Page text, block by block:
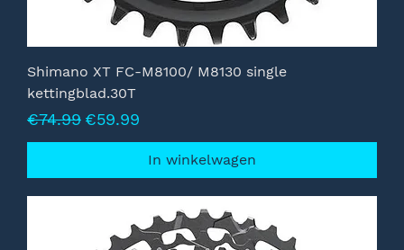
Shimano XT FC-M8100/ M8130 single
kettingblad.30T
Normale prijs
€74.99 Verkoopprijs
€59.99
In winkelwagen